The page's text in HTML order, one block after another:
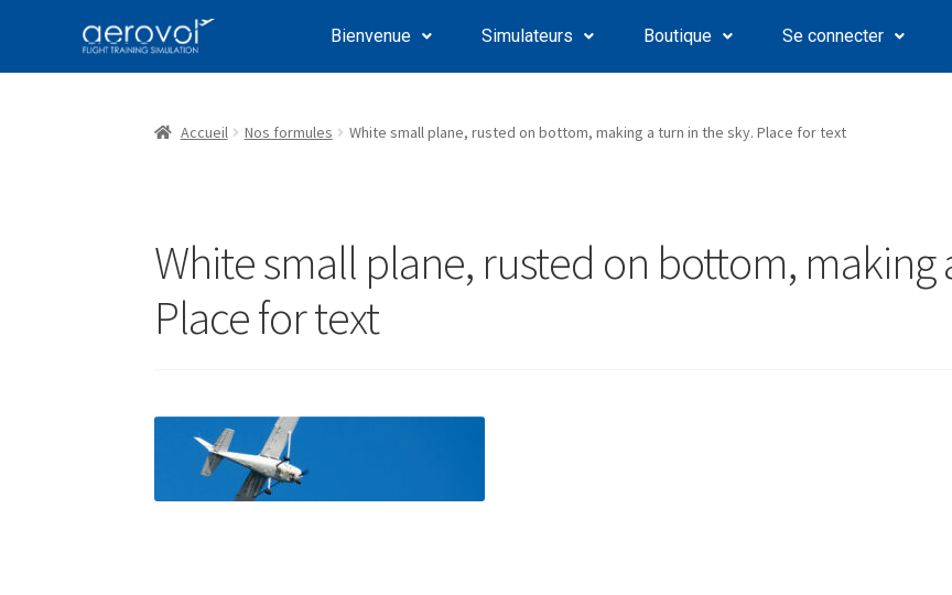
Bienvenue Simulateurs Boutique Se connecter
Accueil Nos formules White small plane, rusted on bottom, making a turn in the sky. Place for text
White small plane, rusted on bottom, making
Place for text